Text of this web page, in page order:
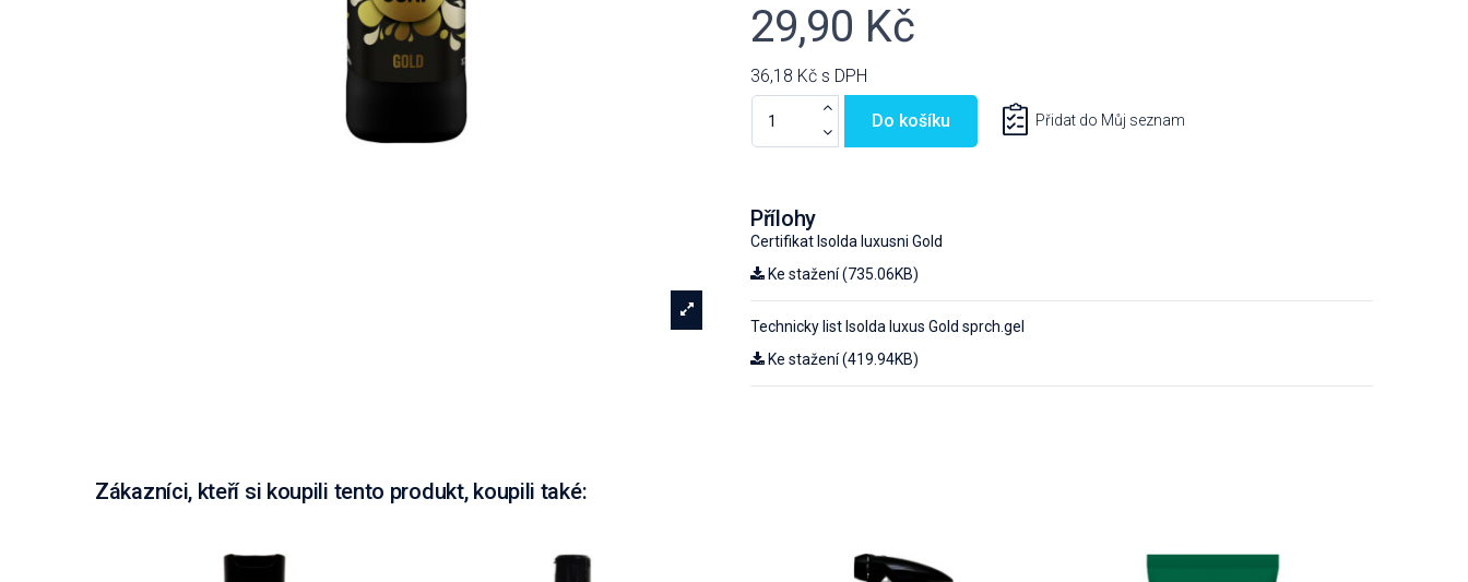
29,90 Kč
36,18 Kč s DPH
Do košíku Přidat do Můj seznam
Přílohy
Certifikat Isolda luxusni Gold
Ke stažení (735.06KB)
Technicky list Isolda luxus Gold sprch.gel
Ke stažení (419.94KB)
Zákazníci, kteří si koupili tento produkt, koupili také: